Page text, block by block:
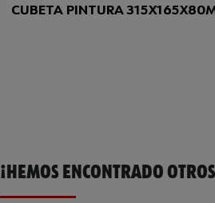
CUBETA PINTURA
¡HEMOS ENCONTRADO